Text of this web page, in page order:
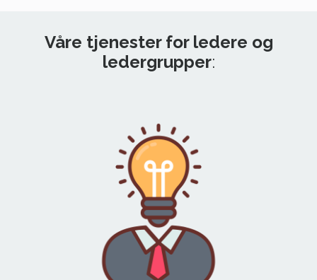
Våre tjenester for ledere og
ledergrupper: